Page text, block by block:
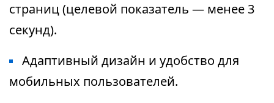
страниц (целевой показатель — менее 3
секунд).
Адаптивный дизайн и удобство для
мобильных пользователей.